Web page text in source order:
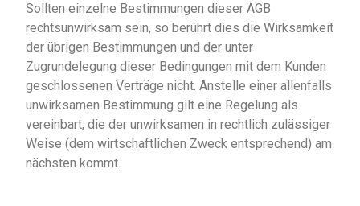
Sollten einzelne Bestimmungen dieser AGB
rechtsunwirksam sein, so berührt dies die Wirksamkeit
der übrigen Bestimmungen und der unter
Zugrundelegung dieser Bedingungen mit dem Kunden
geschlossenen Verträge nicht. Anstelle einer allenfalls
unwirksamen Bestimmung gilt eine Regelung als
vereinbart, die der unwirksamen in rechtlich zulässiger
Weise (dem wirtschaftlichen Zweck entsprechend) am
nächsten kommt.